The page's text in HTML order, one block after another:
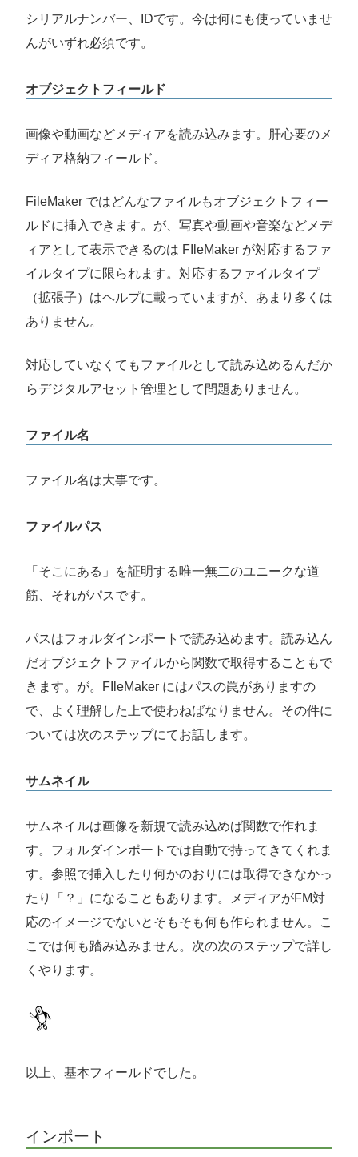
シリアルナンバー、IDです。今は何にも使っていませ
んがいずれ必須です。
オブジェクトフィールド
画像や動画などメディアを読み込みます。肝心要のメ
ディア格納フィールド。
FileMaker ではどんなファイルもオブジェクトフィー
ルドに挿入できます。が、写真や動画や音楽などメデ
ィアとして表示できるのは FIleMaker が対応するファ
イルタイプに限られます。対応するファイルタイプ
（拡張子）はヘルプに載っていますが、あまり多くは
ありません。
対応していなくてもファイルとして読み込めるんだか
らデジタルアセット管理として問題ありません。
ファイル名
ファイル名は大事です。
ファイルパス
「そこにある」を証明する唯一無二のユニークな道
筋、それがパスです。
パスはフォルダインポートで読み込めます。読み込ん
だオブジェクトファイルから関数で取得することもで
きます。が。FIleMaker にはパスの罠がありますの
で、よく理解した上で使わねばなりません。その件に
ついては次のステップにてお話します。
サムネイル
サムネイルは画像を新規で読み込めば関数で作れま
す。フォルダインポートでは自動で持ってきてくれま
す。参照で挿入したり何かのおりには取得できなかっ
たり「？」になることもあります。メディアがFM対
応のイメージでないとそもそも何も作られません。こ
こでは何も踏み込みません。次の次のステップで詳し
くやります。
以上、基本フィールドでした。
インポート